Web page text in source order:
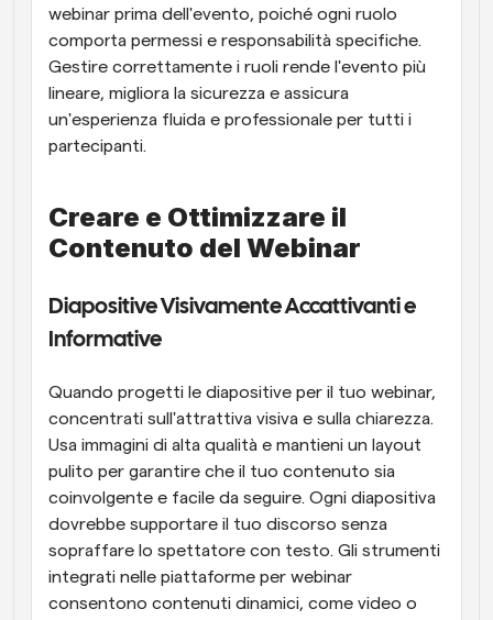
webinar prima dell'evento, poiché ogni ruolo
comporta permessi e responsabilità specifiche.
Gestire correttamente i ruoli rende l'evento più
lineare, migliora la sicurezza e assicura
un'esperienza fluida e professionale per tutti i
partecipanti.
Creare e Ottimizzare il
Contenuto del Webinar
Diapositive Visivamente Accattivanti e
Informative
Quando progetti le diapositive per il tuo webinar,
concentrati sull'attrattiva visiva e sulla chiarezza.
Usa immagini di alta qualità e mantieni un layout
pulito per garantire che il tuo contenuto sia
coinvolgente e facile da seguire. Ogni diapositiva
dovrebbe supportare il tuo discorso senza
sopraffare lo spettatore con testo. Gli strumenti
integrati nelle piattaforme per webinar
consentono contenuti dinamici, come video o